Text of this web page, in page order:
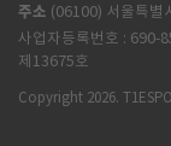
주소 (06100) 서울특별
사업자등록번호 : 690-
제13675호
Copyright 2026.